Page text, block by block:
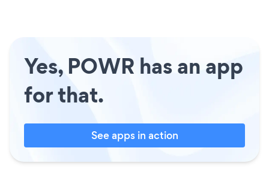
Yes, POWR has an app
for that.
See apps in action